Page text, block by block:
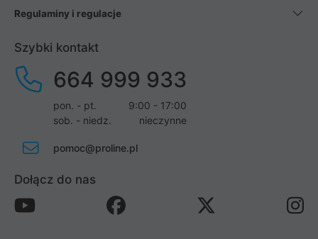
Regulaminy i regulacje
Szybki kontakt
664 999 933
pon. - pt.
9:00 - 17:00
sob. - niedz.
nieczynne
pomoc@proline.pl
Dołącz do nas